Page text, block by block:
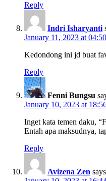
Reply
Indri Isharyanti
January 11, 2023 at 04:50
Kedondong ini jd buat
Reply
Fenni Bungsu
January 10, 2023 at
Inget kata temen daku,
Entah apa maksudnya,
Reply
Avizena Zen